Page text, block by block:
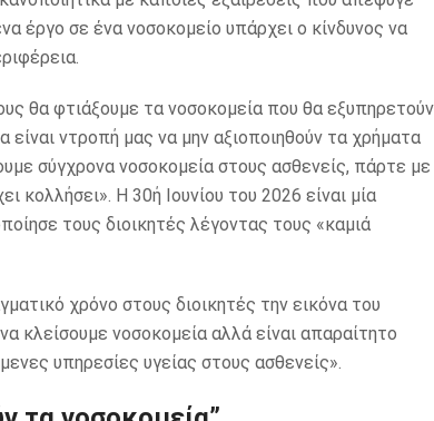
έργο σε ένα νοσοκομείο υπάρχει ο κίνδυνος να
θα φτιάξουμε τα νοσοκομεία που θα εξυπηρετούν
ντροπή μας να μην αξιοποιηθούν τα χρήματα
σύγχρονα νοσοκομεία στους ασθενείς, πάρτε με
Η 30ή Ιουνίου του 2026 είναι μία
τους διοικητές λέγοντας τους «καμιά
χρόνο στους διοικητές την εικόνα του
κλείσουμε νοσοκομεία αλλά είναι απαραίτητο
υπηρεσίες υγείας στους ασθενείς».